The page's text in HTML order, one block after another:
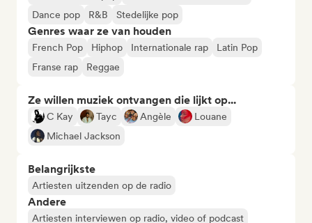
Dance pop
R&B Stedelijke pop
Genres waar ze van houden
French Pop Hiphop Internationale rap
Latin Pop
Franse rap
Reggae
Ze willen muziek ontvangen die lijkt op...
C Kay Tayc Angèle
Louane
Michael Jackson
Belangrijkste
Artiesten uitzenden op de radio
Andere
Artiesten interviewen op radio, video of podcast